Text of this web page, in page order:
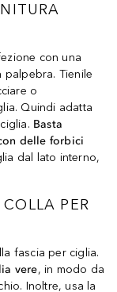
con una
Tienile
o
Quindi adatta
Basta
delle forbici
dal lato interno,
PER
fascia per ciglia.
vere, in modo da
Inoltre, usa la